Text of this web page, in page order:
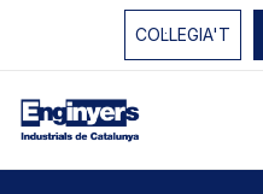
COL·LEGIA'T